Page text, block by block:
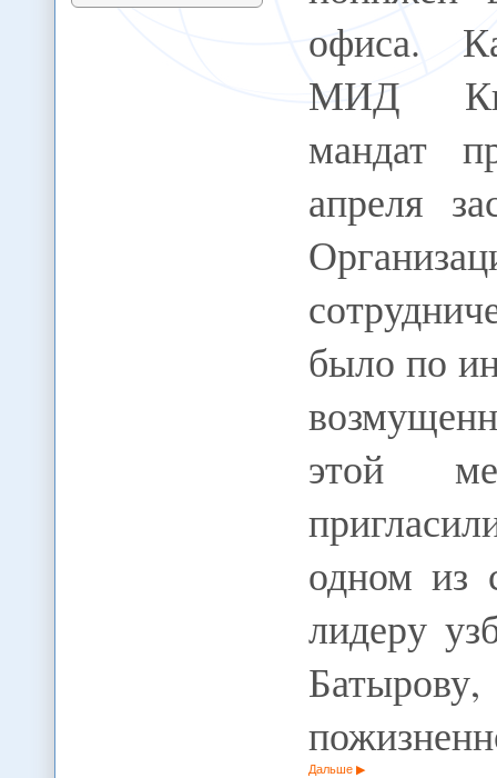
офиса.
МИД
мандат
апреля
было по
этой
одном из
лидеру
Дальше